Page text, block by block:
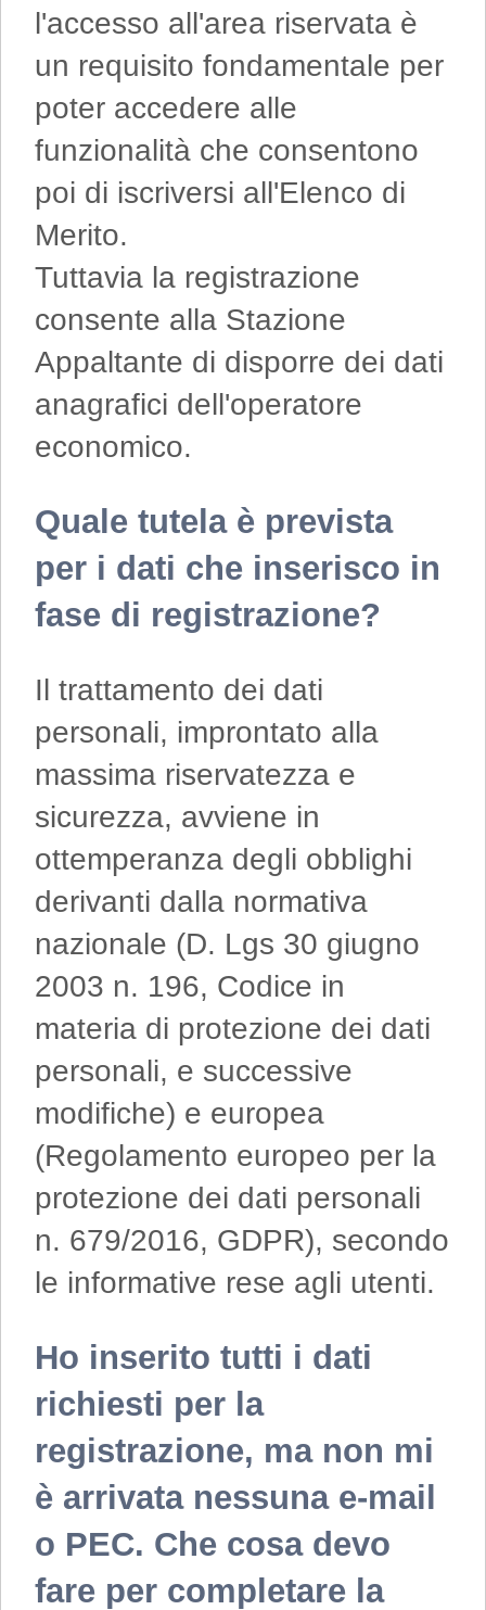
l'accesso all'area riservata è
un requisito fondamentale per
poter accedere alle
funzionalità che consentono
poi di iscriversi all'Elenco di
Merito.
Tuttavia la registrazione
consente alla Stazione
Appaltante di disporre dei dati
anagrafici dell'operatore
economico.
Quale tutela è prevista
per i dati che inserisco in
fase di registrazione?
Il trattamento dei dati
personali, improntato alla
massima riservatezza e
sicurezza, avviene in
ottemperanza degli obblighi
derivanti dalla normativa
nazionale (D. Lgs 30 giugno
2003 n. 196, Codice in
materia di protezione dei dati
personali, e successive
modifiche) e europea
(Regolamento europeo per la
protezione dei dati personali
n. 679/2016, GDPR), secondo
le informative rese agli utenti.
Ho inserito tutti i dati
richiesti per la
registrazione, ma non mi
è arrivata nessuna e-mail
o PEC. Che cosa devo
fare per completare la